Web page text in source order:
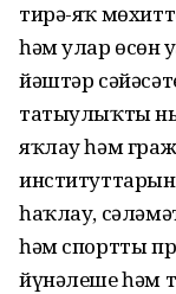
тирә-яҡ
һәм улар өсөн
йәштәр
татыулыҡты
яҡлау һәм
һаҡлау,
һәм спортты
йүнәлеше һәм